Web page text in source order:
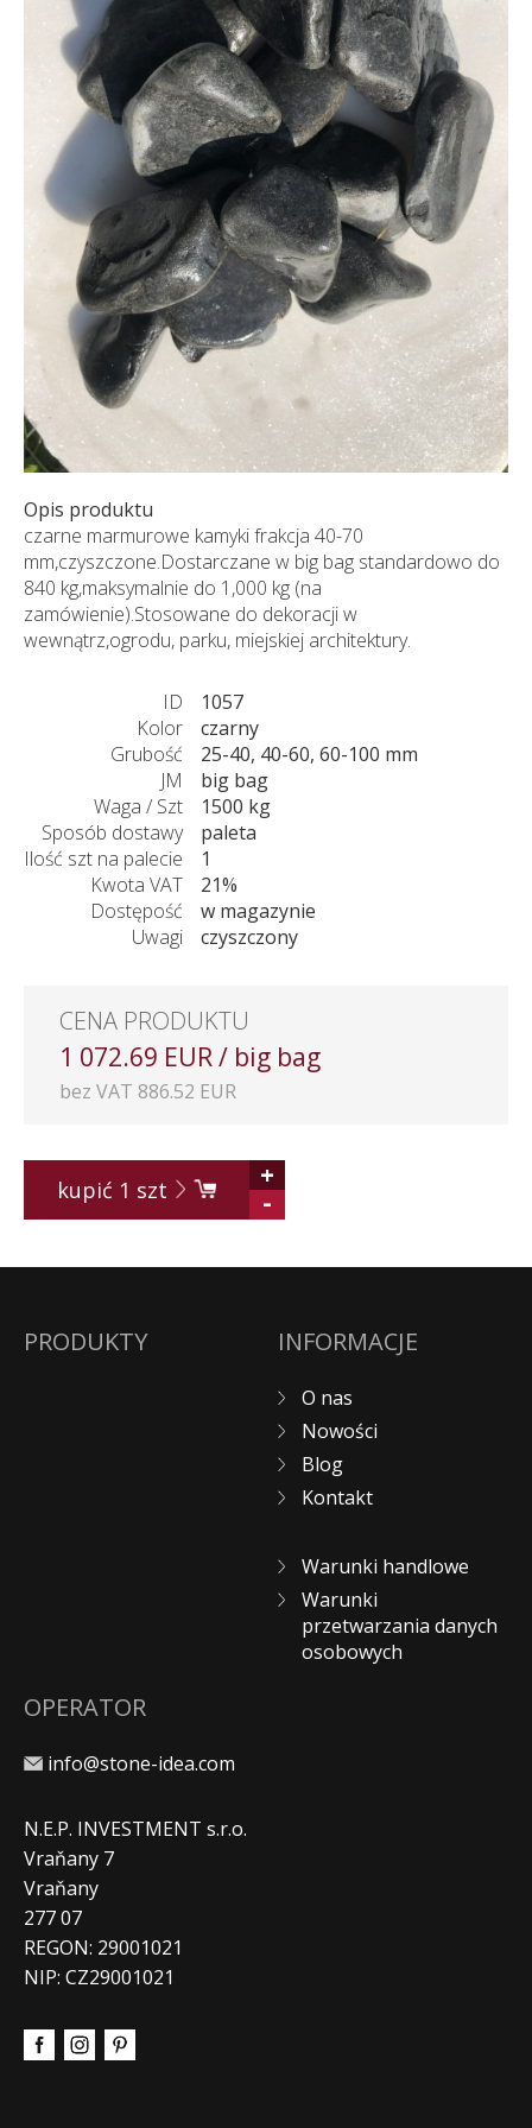
Opis produktu
czarne marmurowe kamyki frakcja 40-70
mm,czyszczone.Dostarczane w big bag standardowo do
840 kg,maksymalnie do 1,000 kg (na
zamówienie).Stosowane do dekoracji w
wewnątrz,ogrodu, parku, miejskiej architektury.
ID
1057
Kolor
czarny
Grubość
25-40, 40-60, 60-100 mm
JM
big bag
Waga / Szt
1500 kg
Sposób dostawy
paleta
Ilość szt na palecie
1
Kwota VAT
21%
Dostępość
w magazynie
Uwagi
czyszczony
CENA PRODUKTU
1 072.69 EUR / big bag
bez VAT 886.52 EUR
kupić 1 szt
+
-
PRODUKTY INFORMACJE
O nas
Nowości
Blog
Kontakt
Warunki handlowe
Warunki
przetwarzania danych
osobowych
OPERATOR
info@stone-idea.com
N.E.P. INVESTMENT s.r.o.
Vraňany 7
Vraňany
277 07
REGON: 29001021
NIP: CZ29001021